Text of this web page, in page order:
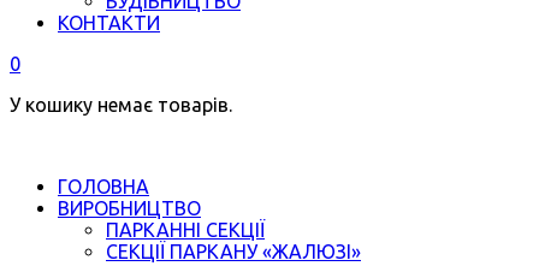
КОНТАКТИ
0
У кошику немає товарів.
ГОЛОВНА
ВИРОБНИЦТВО
ПАРКАННІ СЕКЦІЇ
СЕКЦІЇ ПАРКАНУ «ЖАЛЮЗІ»